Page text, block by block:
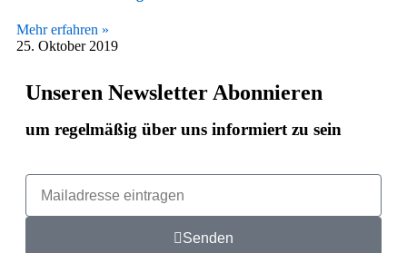
Mehr erfahren »
25. Oktober 2019
Unseren Newsletter Abonnieren
um regelmäßig über uns informiert zu sein
Senden